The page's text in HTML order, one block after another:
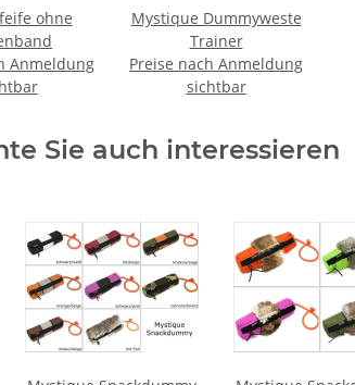
ohne
Anmeldung
Mystique Dummyweste
Trainer
Preise nach Anmeldung
sichtbar
Sie auch interessieren